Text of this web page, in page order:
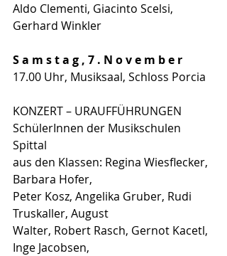
Aldo Clementi, Giacinto Scelsi,
Gerhard Winkler
S a m s t a g , 7 . N o v e m b e r
17.00 Uhr, Musiksaal, Schloss Porcia
KONZERT – URAUFFÜHRUNGEN
SchülerInnen der Musikschulen
Spittal
aus den Klassen: Regina Wiesflecker,
Barbara Hofer,
Peter Kosz, Angelika Gruber, Rudi
Truskaller, August
Walter, Robert Rasch, Gernot Kacetl,
Inge Jacobsen,